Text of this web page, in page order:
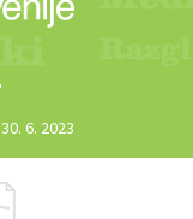
6. 2023